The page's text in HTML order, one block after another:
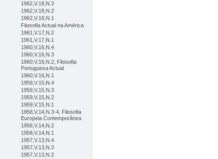
1962,V.18,N.3
1962,V.18,N.2
1962,V.18,N.1
Filosofia Actual na América
1961,V.17,N.2
1961,V.17,N.1
1960,V.16,N.4
1960,V.16,N.3
1960,V.16,N.2, Filosofia
Portuguesa Actual
1960,V.16,N.1
1959,V.15,N.4
1959,V.15,N.3
1959,V.15,N.2
1959,V.15,N.1
1958,V.14,N.3-4, Filosofia
Europeia Contemporânea
1958,V.14,N.2
1958,V.14,N.1
1957,V.13,N.4
1957,V.13,N.3
1957,V.13,N.2